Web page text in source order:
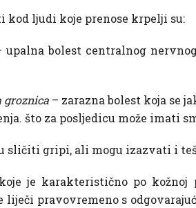
kod ljudi koje prenose krpelji su:
bolest centralnog
groznica – zarazna bolest koja se
što za posljedicu može imati
sličiti gripi, ali mogu izazvati i
je karakteristično po kožnoj
liječi pravovremeno s